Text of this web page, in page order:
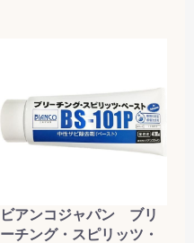
ビアンコジャパン ブリ
ーチング・スピリッツ・